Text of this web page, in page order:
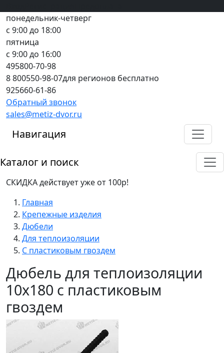
понедельник-четверг
с 9:00 до 18:00
пятница
с 9:00 до 16:00
495800-70-98
8 800550-98-07для регионов бесплатно
925660-61-86
Обратный звонок
sales@metiz-dvor.ru
Навигация
Каталог и поиск
СКИДКА действует уже от 100р!
Главная
Крепежные изделия
Дюбели
Для теплоизоляции
С пластиковым гвоздем
Дюбель для теплоизоляции
10x180 с пластиковым
гвоздем